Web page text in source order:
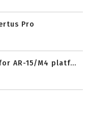
Pro
AR-15/M4 platf...